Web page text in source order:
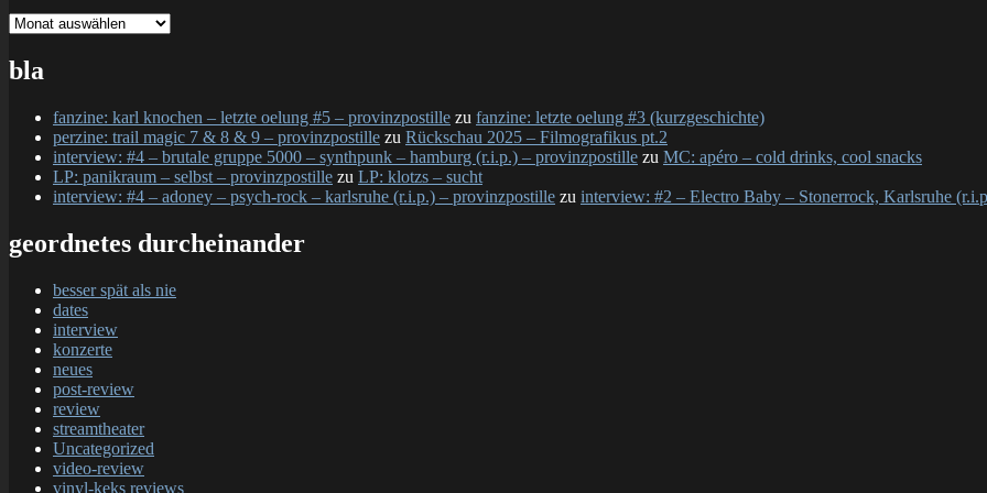
gesamtschau
bla
fanzine: karl knochen – letzte oelung #5 – provinzpostille zu fanzine: letzte oelung #3 (kurzgeschichte)
perzine: trail magic 7 & 8 & 9 – provinzpostille zu Rückschau 2025 – Filmografikus pt.2
interview: #4 – brutale gruppe 5000 – synthpunk – hamburg (r.i.p.) – provinzpostille zu MC: apéro – cold drinks, cool snacks
LP: panikraum – selbst – provinzpostille zu LP: klotzs – sucht
interview: #4 – adoney – psych-rock – karlsruhe (r.i.p.) – provinzpostille zu interview: #2 – Electro Baby – Stonerrock, Karlsruhe
geordnetes durcheinander
besser spät als nie
dates
interview
konzerte
neues
post-review
review
streamtheater
Uncategorized
video-review
vinyl-keks reviews